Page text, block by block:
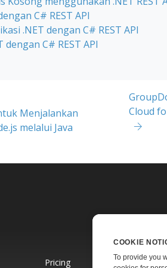
C# REST API
.NET dengan C# REST API
dengan C# REST API
Menjalankan
melalui Java
Cloud
Pricing
COOKIE
To provide you